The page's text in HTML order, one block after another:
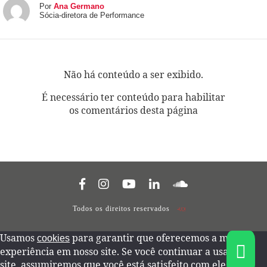
Por Ana Germano
Sócia-diretora de Performance
Não há conteúdo a ser exibido.
É necessário ter conteúdo para habilitar
os comentários desta página
Todos os direitos reservados
Usamos cookies para garantir que oferecemos a melhor
experiência em nosso site. Se você continuar a usar este